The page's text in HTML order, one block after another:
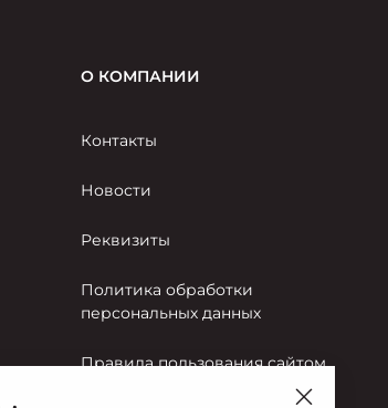
О КОМПАНИИ
Контакты
Новости
Реквизиты
Политика обработки
персональных данных
Правила пользования сайтом